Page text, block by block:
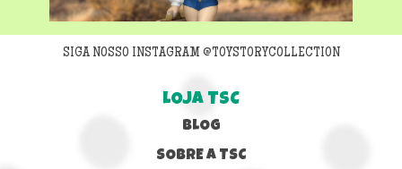
SIGA NOSSO INSTAGRAM @TOYSTORYCOLLECTION
LOJA TSC
BLOG
SOBRE A TSC